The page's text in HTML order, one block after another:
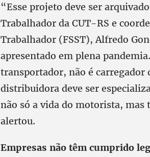
“Esse projeto deve ser
Trabalhador da CUT-RS e
Trabalhador (FSST), Alfredo
apresentado em plena
transportador, não é carregador
distribuidora deve ser
não só a vida do motorista, mas
alertou.
Empresas não têm cumprido